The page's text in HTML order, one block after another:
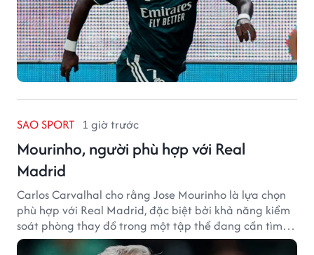
SAO SPORT 1 giờ trước
Mourinho, người phù hợp với Real
Madrid
Carlos Carvalhal cho rằng Jose Mourinho là lựa chọn
phù hợp với Real Madrid, đặc biệt bởi khả năng kiểm
soát phòng thay đồ trong một tập thể đang cần tìm
lại sự ổn định.